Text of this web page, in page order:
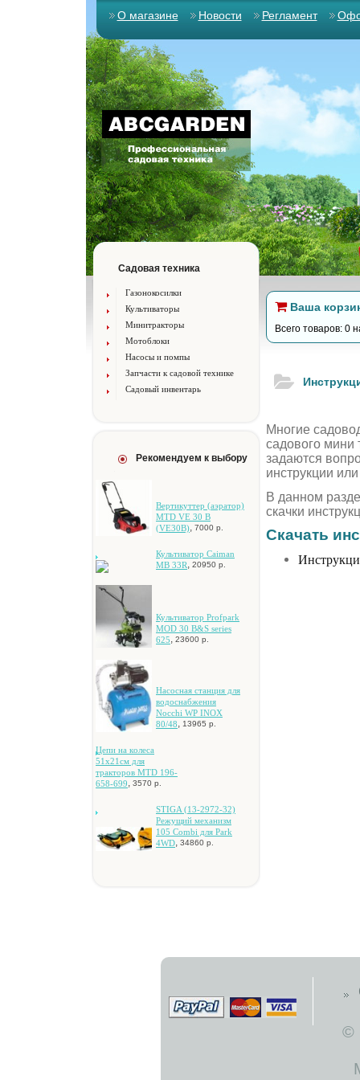
О магазине Новости Регламент
Садовая техника
Газонокосилки
Культиваторы
Минитракторы
Мотоблоки
Насосы и помпы
Запчасти к садовой технике
Садовый инвентарь
Рекомендуем к выбору
Вертикуттер (аэратор)
MTD VE 30 B
(VE30B), 7000 р.
Культиватор Caiman
MB 33R, 20950 р.
Культиватор Profpark
MOD 30 B&S series
625, 23600 р.
Hacocнaя cтaнция для
вoдocнaбжeния
Nocchi WP INOX
80/48
13965 р.
Цeпи нa кoлeca
51x21cм для
тpaктopoв MTD 196-
658-699
3570 р.
STIGA (13-2972-32)
Peжущий мexaнизм
105 Combi для Park
4WD 34860 р.
Ваша
Всего товаров: 0
Многие
садового мини
задаются
инструкции
В данном
скачки
Скачать
©